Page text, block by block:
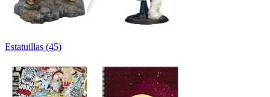
Estatuillas (45)